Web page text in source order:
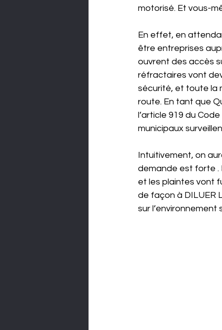
motorisé. Et vous-
En effet, en
être entreprises
ouvrent des accès
réfractaires vont
sécurité, et toute la
route. En tant que
l’article 919 du
municipaux
Intuitivement, on
demande est forte .
et les plaintes vont
de façon à DILUER
sur